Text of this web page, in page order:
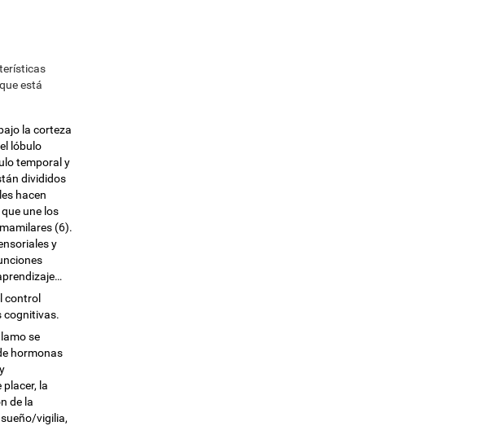
está
la corteza
lóbulo
temporal y
divididos
hacen
une los
(6).
y
control
cognitivas.
se
hormonas
la
de la
vigilia,